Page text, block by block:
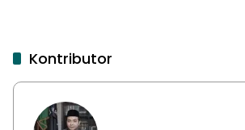
Kontributor